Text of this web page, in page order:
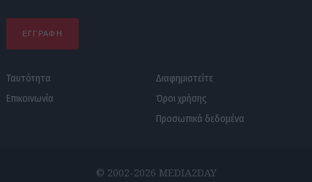
ΕΓΓΡΑΦΗ
Ταυτότητα
Επικοινωνία
Διαφημιστείτε
Όροι χρήσης
Προσωπικά δεδομένα
© 2002-2026 MEDIA2DAY